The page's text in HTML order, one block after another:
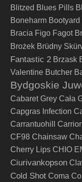
Blitzed Blues Pills
Boneharm
Bracia Figo Fagot
Brożek Brüdny
Fantastic 2 Brzask
Valentine Butcher
Bydgoskie
Cabaret Grey Cała
Capgras Infection
Carrantuohill
CF98 Chainsaw
Cherry Lips CHIO
Ciurivankopson
Cold Shot Coma